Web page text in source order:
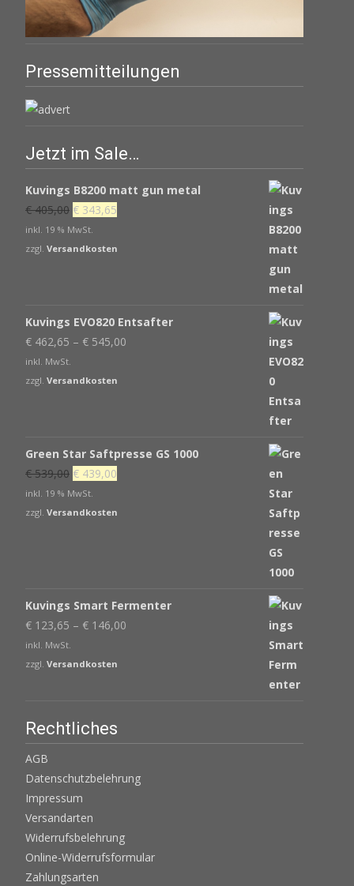
Pressemitteilungen
Jetzt im Sale…
Kuvings B8200 matt gun metal
€405,00 Ursprünglicher
Preis
war:
€ 343,65
ist:
inkl. 19 % MwSt.
zzgl. Versandkosten
Kuvings EVO820 Entsafter
€ 462,65 – € 545,00
inkl. MwSt.
zzgl. Versandkosten
Green Star Saftpresse GS 1000
€539,00 Ursprünglicher
Preis
war:
€ 439,00
ist:
inkl. 19 % MwSt.
zzgl. Versandkosten
Kuvings Smart Fermenter
€ 123,65 – € 146,00
inkl. MwSt.
zzgl. Versandkosten
Rechtliches
AGB
Datenschutzbelehrung
Impressum
Versandarten
Widerrufsbelehrung
Online-Widerrufsformular
Zahlungsarten